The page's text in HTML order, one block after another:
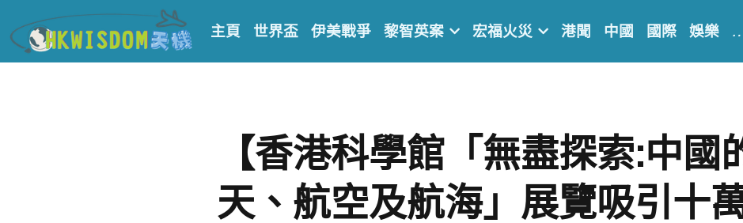
主頁 世界盃 伊美戰爭 黎智英案 宏福火災 港聞 中國 國際 娛樂
【香港科學館「無盡探索:中國
天、航空及航海」展覽吸引十